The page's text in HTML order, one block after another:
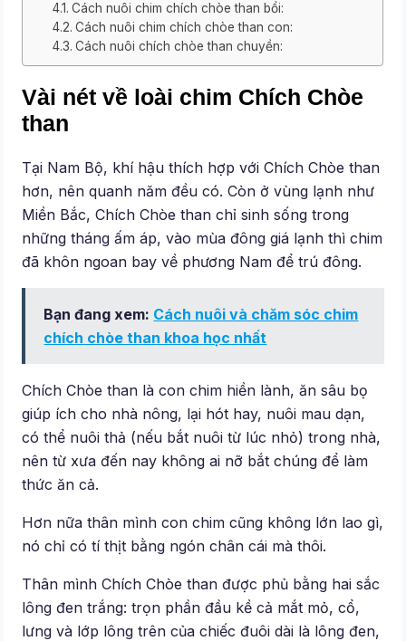
Cách nuôi chim chích chòe than bổi:
Cách nuôi chim chích chòe than con:
Cách nuôi chích chòe than chuyền:
Vài nét về loài chim Chích Chòe
than
Tại Nam Bộ, khí hậu thích hợp với Chích Chòe than
hơn, nên quanh năm đều có. Còn ở vùng lạnh như
Miền Bắc, Chích Chòe than chỉ sinh sống trong
những tháng ấm áp, vào mùa đông giá lạnh thì chim
đã khôn ngoan bay về phương Nam để trú đông.
Bạn đang xem: Cách nuôi và chăm sóc chim
chích chòe than khoa học nhất
Chích Chòe than là con chim hiền lành, ăn sâu bọ
giúp ích cho nhà nông, lại hót hay, nuôi mau dạn,
có thể nuôi thả (nếu bắt nuôi từ lúc nhỏ) trong nhà,
nên từ xưa đến nay không ai nỡ bắt chúng để làm
thức ăn cả.
Hơn nữa thân mình con chim cũng không lớn lao gì,
nó chỉ có tí thịt bằng ngón chân cái mà thôi.
Thân mình Chích Chòe than được phủ bằng hai sắc
lông đen trắng: trọn phần đầu kề cả mắt mỏ, cổ,
lưng và lớp lông trên của chiếc đuôi dài là lông đen,